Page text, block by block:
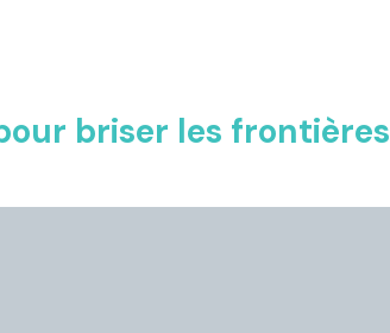
briser les frontières